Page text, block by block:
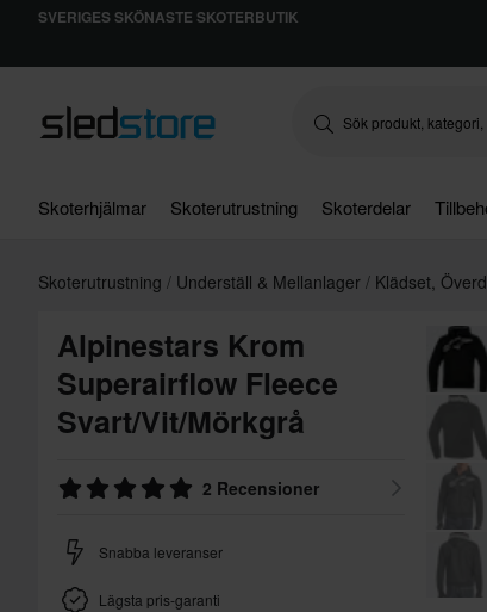
SVERIGES SKÖNASTE SKOTERBUTIK
Skoterhjälmar Skoterutrustning Skoterdelar
Skoterutrustning Underställ & Mellanlager Klädset,
Alpinestars Krom
Superairflow Fleece
Svart/Vit/Mörkgrå
2 Recensioner
Snabba leveranser
Lägsta pris-garanti